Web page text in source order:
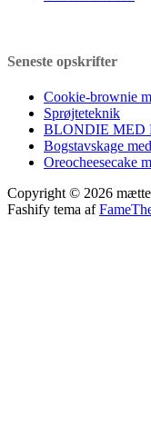
Seneste opskrifter
Cookie-brownie
Sprøjteteknik
BLONDIE MED
Bogstavskage
Oreocheesecake
Copyright © 2026
Fashify tema af